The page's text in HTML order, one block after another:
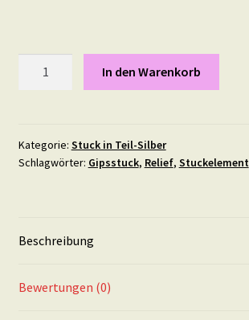
cm
in
In den Warenkorb
Kategorie: Stuck in Teil-Silber
Schlagwörter: Gipsstuck, Relief, Stuckelement
Beschreibung
Bewertungen (0)